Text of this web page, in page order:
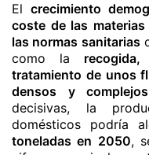
El crecimiento
coste de las materias
las normas sanitarias
como la
tratamiento de unos
densos y complejos
decisivas, la
domésticos podría
toneladas en 2050,